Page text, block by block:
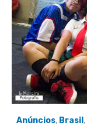
Anúncios, Brasil ,